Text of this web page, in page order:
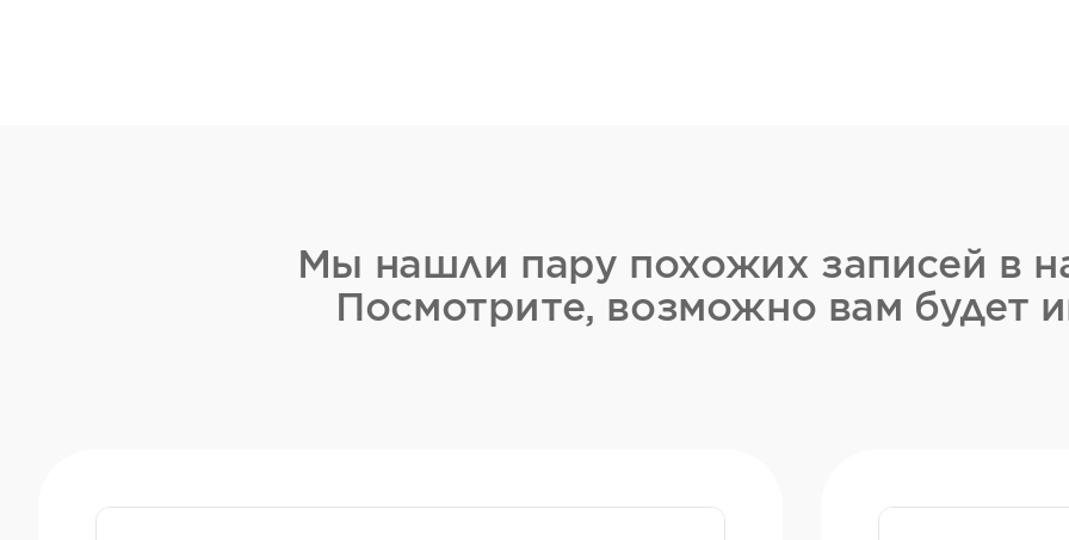
Мы нашли пару похожих записей в
Посмотрите, возможно вам будет